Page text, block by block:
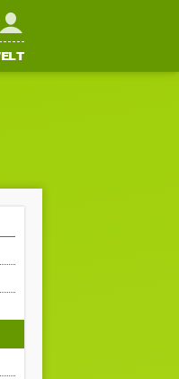
Mein FFH